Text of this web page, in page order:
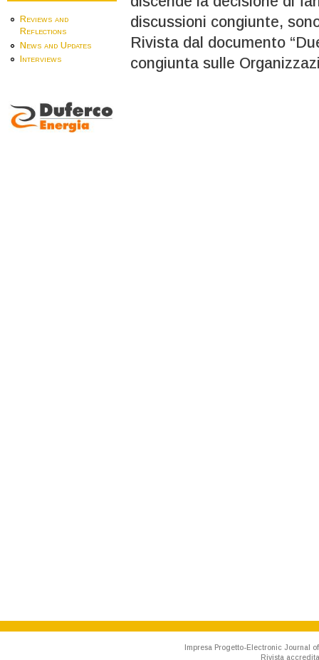
Reviews and
Reflections
News and Updates
Interviews
discussioni congiunte,
Rivista dal documento
congiunta sulle
Impresa Progetto-Electronic Journal
Rivista